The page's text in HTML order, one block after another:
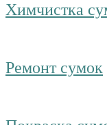
Химчистка
Ремонт сумок